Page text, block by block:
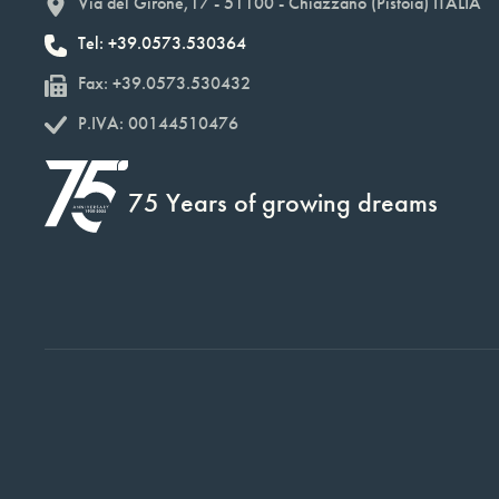
Tel: +39.0573.530364
Fax: +39.0573.530432
P.IVA: 00144510476
75 Years of growing dreams